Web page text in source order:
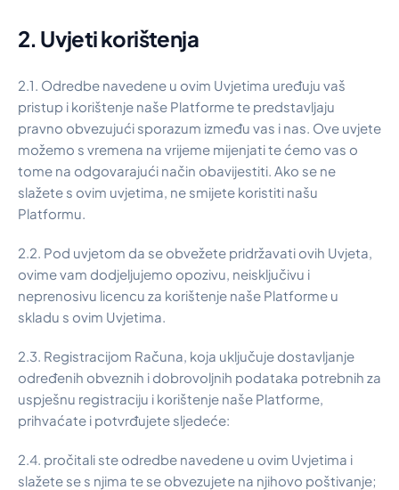
2. Uvjeti korištenja
2.1. Odredbe navedene u ovim Uvjetima uređuju vaš
pristup i korištenje naše Platforme te predstavljaju
pravno obvezujući sporazum između vas i nas. Ove uvjete
možemo s vremena na vrijeme mijenjati te ćemo vas o
tome na odgovarajući način obavijestiti. Ako se ne
slažete s ovim uvjetima, ne smijete koristiti našu
Platformu.
2.2. Pod uvjetom da se obvežete pridržavati ovih Uvjeta,
ovime vam dodjeljujemo opozivu, neisključivu i
neprenosivu licencu za korištenje naše Platforme u
skladu s ovim Uvjetima.
2.3. Registracijom Računa, koja uključuje dostavljanje
određenih obveznih i dobrovoljnih podataka potrebnih za
uspješnu registraciju i korištenje naše Platforme,
prihvaćate i potvrđujete sljedeće:
2.4. pročitali ste odredbe navedene u ovim Uvjetima i
slažete se s njima te se obvezujete na njihovo poštivanje;